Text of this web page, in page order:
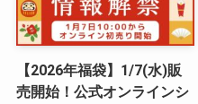
【2026年福袋】1/7(水)販
売開始！公式オンラインシ